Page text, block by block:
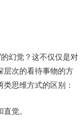
幻觉？这不仅仅是对
层次的看待事物的方
思维方式的区别：
觉。